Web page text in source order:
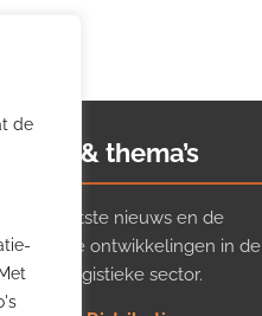
de
& thema’s
het laatste nieuws en de
ontwikkelingen in de
logistieke sector.